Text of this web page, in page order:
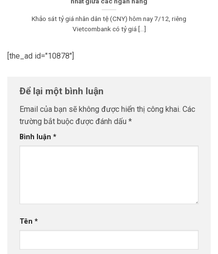
Khảo sát tỷ giá nhân dân tệ (CNY) hôm nay 7/12, riêng
Vietcombank có tỷ giá [...]
[the_ad id="10878"]
Để lại một bình luận
Email của bạn sẽ không được hiển thị công khai. Các
trường bắt buộc được đánh dấu *
Bình luận *
Tên *